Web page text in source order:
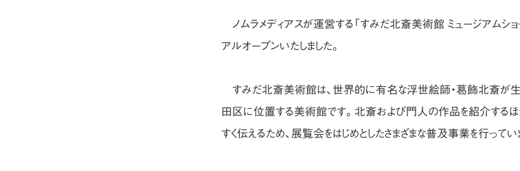
ノムラメディアスが運営する「すみだ北斎美術館 ミュージアムショ
アルオープンいたしました。
すみだ北斎美術館は、世界的に有名な浮世絵師・葛飾北斎が生
田区に位置する美術館です。北斎および門人の作品を紹介するほか
すく伝えるため、展覧会をはじめとしたさまざまな普及事業を行ってい